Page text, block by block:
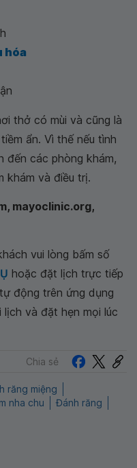
hóa
thở có mùi và cũng là
ẩn. Vì thế nếu tình
đến các phòng khám,
khám và điều trị.
mayoclinic.org,
vui lòng bấm số
hoặc đặt lịch trực tiếp
động trên ứng dụng
và đặt hẹn mọi lúc
Chia sẻ
răng miệng
nha chu
Đánh răng